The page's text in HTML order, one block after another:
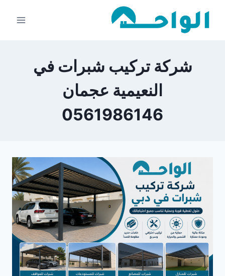
شركة تركيب شبرات في
النعيمية عجمان
0561986146